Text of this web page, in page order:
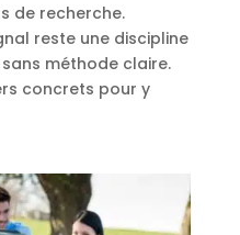
de recherche.
reste une discipline
méthode claire.
concrets pour y